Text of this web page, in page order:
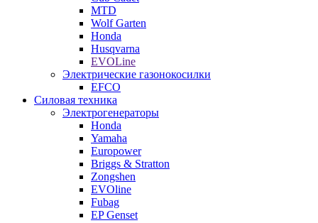
MTD
Wolf Garten
Honda
Husqvarna
EVOLine
Электрические газонокосилки
EFCO
Силовая техника
Электрогенераторы
Honda
Yamaha
Europower
Briggs & Stratton
Zongshen
EVOline
Fubag
EP Genset